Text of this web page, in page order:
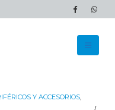
Y ACCESORIOS,